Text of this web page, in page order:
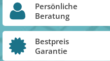
Persönliche
Beratung
Bestpreis
Garantie